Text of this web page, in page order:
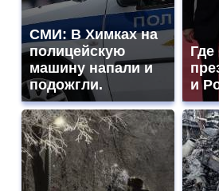
СМИ: В Химках на
полицейскую
машину напали и
подожгли.
Где
и